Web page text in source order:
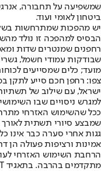
שמשפיעה על תחבורה,
ביטחון לאומי ועוד.
יש מהפכות שמתרחשות
הבסיס למהפכה זו נולד
רחפנים שמנטרים שדות
שבודקות עמודי חשמל,
מועד; כלים שמסייעים
צפו: רחפן חכם סייע לתקן
ישראל, עם שילוב של
למגרש ניסויים שבו
ככל שהשימוש האזרחי
שמבצע סיורי תשתית לאורך
גגות אחרי סערה כבר אינו
אמינות ורציפות פעולה הן
הרחבת השימוש האזרחי